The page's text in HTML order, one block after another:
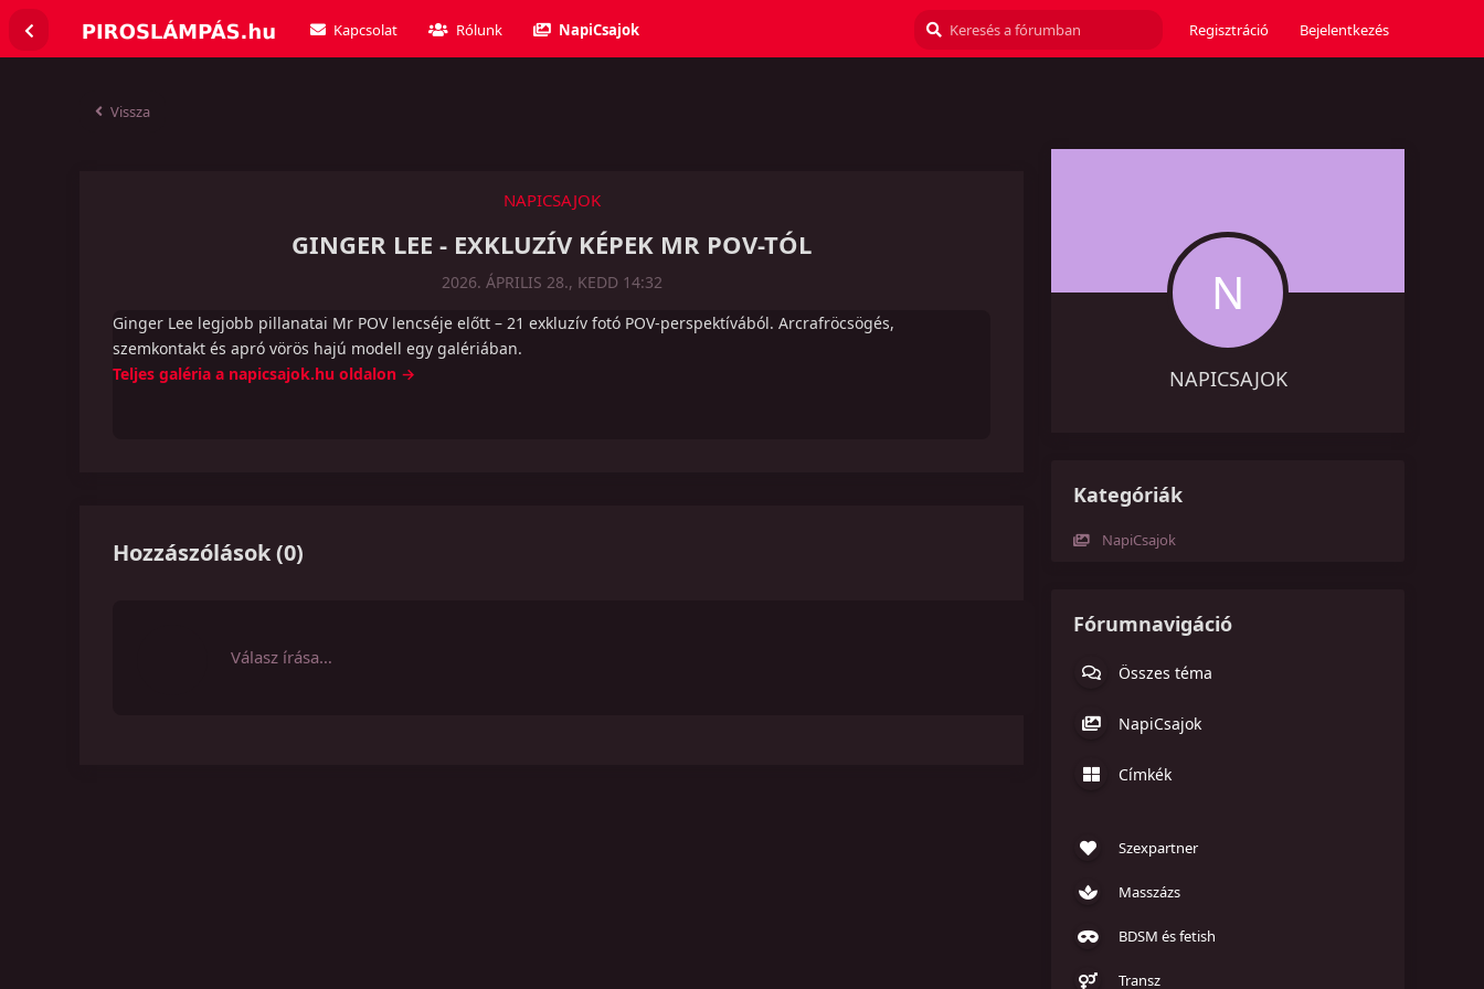
Kapcsolat Rólunk NapiCsajok Regisztráció Bejelentkezés
Vissza
NAPICSAJOK
GINGER LEE - EXKLUZÍV KÉPEK MR POV-TÓL
2026. ÁPRILIS 28., KEDD 14:32
Ginger Lee legjobb pillanatai Mr POV lencséje előtt – 21 exkluzív fotó POV-perspektívából. Arcrafröcsögés,
szemkontakt és apró vörös hajú modell egy galériában.
Teljes galéria a napicsajok.hu oldalon →
Hozzászólások(0)
Válasz írása…
N
NAPICSAJOK
Kategóriák
NapiCsajok
Fórumnavigáció
Összes téma
NapiCsajok
Címkék
Szexpartner
Masszázs
BDSM és fetish
Transz